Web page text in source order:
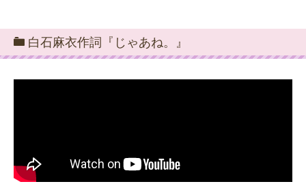
白石麻衣作詞『じゃあね。』